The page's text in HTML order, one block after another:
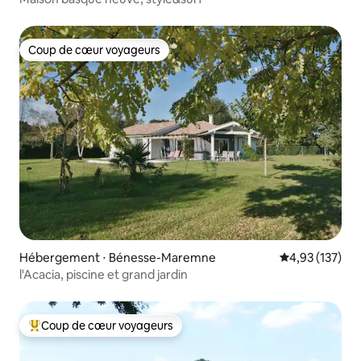
Coup de cœur voyageurs
Coup de cœur voyageurs
Hébergement ⋅ Bénesse-Maremne Évaluation
4,93 (137)
l'Acacia, piscine et grand jardin
Coups de cœur voyageurs les plus appréciés
Coup de cœur voyageurs